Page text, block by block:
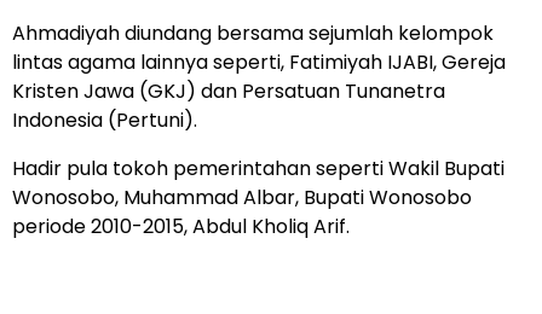
Ahmadiyah diundang bersama sejumlah kelompok
lintas agama lainnya seperti, Fatimiyah IJABI, Gereja
Kristen Jawa (GKJ) dan Persatuan Tunanetra
Indonesia (Pertuni).
Hadir pula tokoh pemerintahan seperti Wakil Bupati
Wonosobo, Muhammad Albar, Bupati Wonosobo
periode 2010-2015, Abdul Kholiq Arif.